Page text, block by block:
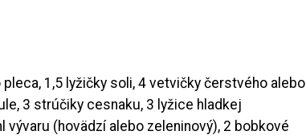
pleca, 1,5 lyžičky soli, 4 vetvičky čerstvého alebo
3 strúčiky cesnaku, 3 lyžice hladkej
vývaru (hovädzí alebo zeleninový), 2 bobkové